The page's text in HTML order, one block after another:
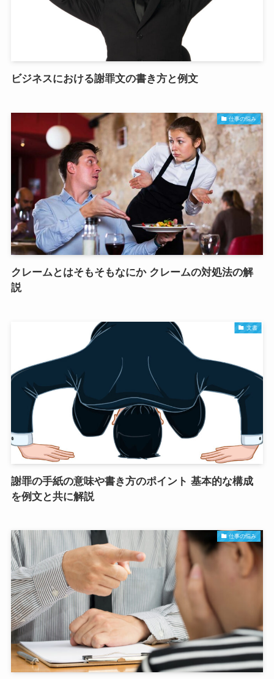
ビジネスにおける謝罪文の書き方と例文
仕事の悩み
クレームとはそもそもなにか クレームの対処法の解
説
文書
謝罪の手紙の意味や書き方のポイント 基本的な構成
を例文と共に解説
仕事の悩み